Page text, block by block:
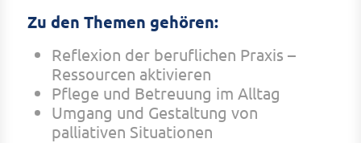
Zu den Themen gehören:
Reflexion der beruflichen Praxis –
Ressourcen aktivieren
Pflege und Betreuung im Alltag
Umgang und Gestaltung von
palliativen Situationen